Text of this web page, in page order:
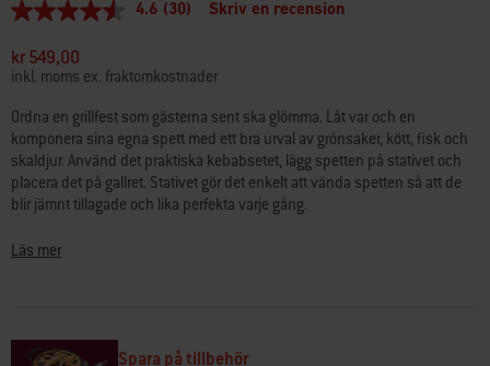
4.6
5
stjärnor,
genomsnittligt
betyg.
Read
30
Reviews.
Länk
till
samma
4.6 (30) Skriv en recension
kr 549,00
inkl. moms ex. fraktomkostnader
Ordna en grillfest som gästerna sent ska glömma. Låt var och en
komponera sina egna spett med ett bra urval av grönsaker, kött, fisk och
skaldjur. Använd det praktiska kebabsetet, lägg spetten på stativet och
placera det på gallret. Stativet gör det enkelt att vända spetten så att de
blir jämnt tillagade och lika perfekta varje gång.
Läs mer
Spara på tillbehör